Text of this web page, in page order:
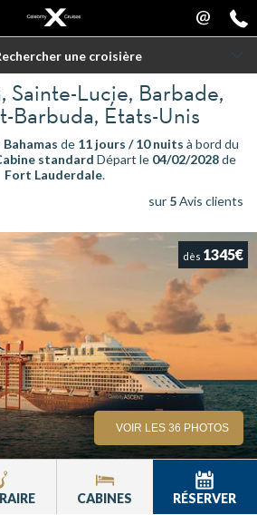
@
une croisière
Sainte-Lucie, Barbade,
Barbuda, États-Unis
de 11 jours / 10 nuits à bord du
standard Départ le 04/02/2028de
Fort Lauderdale.
sur 5Avis clients
dès 1345€
VOIR LES 36 PHOTOS
CABINES RÉSERVER